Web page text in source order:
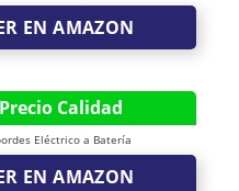
EN AMAZON
Calidad
Eléctrico a Batería
EN AMAZON